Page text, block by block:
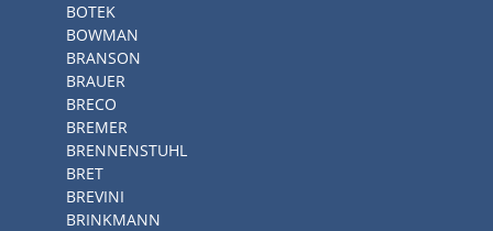
BOTEK
BOWMAN
BRANSON
BRAUER
BRECO
BREMER
BRENNENSTUHL
BRET
BREVINI
BRINKMANN